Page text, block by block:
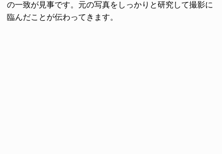
の一致が見事です。元の写真をしっかりと研究して撮影に
臨んだことが伝わってきます。